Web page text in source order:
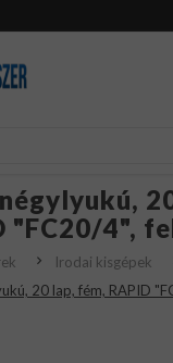
"FC20/4",
Irodai kisgépek
20 lap, fém, RAPID